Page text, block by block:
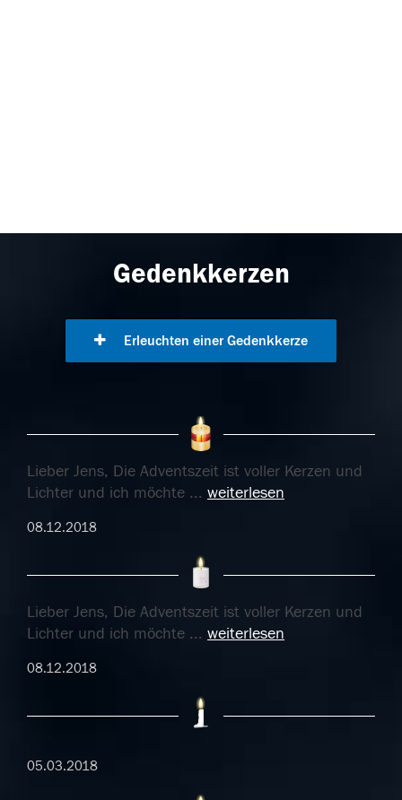
Gedenkkerzen
Erleuchten einer Gedenkkerze
Lieber Jens, Die Adventszeit ist voller Kerzen und
Lichter und ich möchte ... weiterlesen
08.12.2018
Lieber Jens, Die Adventszeit ist voller Kerzen und
Lichter und ich möchte ... weiterlesen
08.12.2018
05.03.2018